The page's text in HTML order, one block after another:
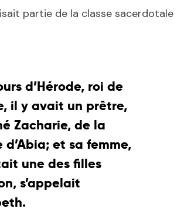
partie de la classe sacerdotale
d’Hérode, roi de
il y avait un prêtre,
Zacharie, de la
d’Abia; et sa femme,
une des filles
s’appelait